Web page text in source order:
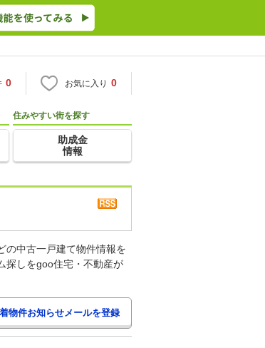
0 お気に入り 0
住みやすい街を探す
助成金
情報
の中古一戸建て物件情報を
探しをgoo住宅・不動産が